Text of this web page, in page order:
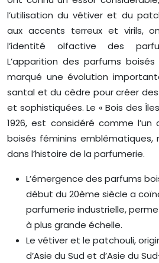
l’utilisation du vétiver et du
aux accents terreux et virils,
l’identité olfactive des
L’apparition des parfums
marqué une évolution
santal et du cèdre pour créer
et sophistiquées. Le « Bois des
1926, est considéré comme
boisés féminins
dans l’histoire de la parfumerie.
L’émergence des parfums
début du 20ème siècle a
parfumerie industrielle,
à plus grande échelle.
Le vétiver et le patchouli,
d’Asie du Sud et d’Asie du